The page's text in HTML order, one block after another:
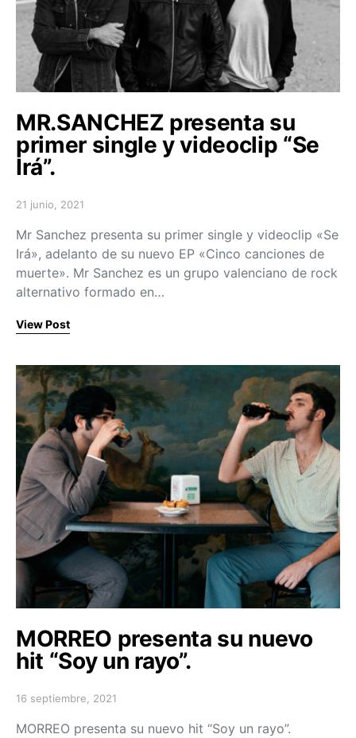
MR.SANCHEZ presenta su
primer single y videoclip “Se
Irá”.
Posted on
21 junio, 2021
Mr Sanchez presenta su primer single y videoclip «Se
Irá», adelanto de su nuevo EP «Cinco canciones de
muerte». Mr Sanchez es un grupo valenciano de rock
alternativo formado en…
View Post
MORREO presenta su nuevo
hit “Soy un rayo”.
Posted on
16 septiembre, 2021
MORREO presenta su nuevo hit “Soy un rayo”.